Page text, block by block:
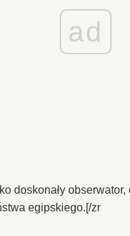
ad
doskonały obserwator,
egipskiego.[/zr